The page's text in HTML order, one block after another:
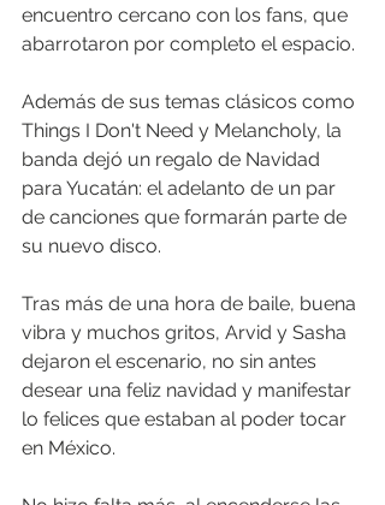
encuentro cercano con los fans, que
abarrotaron por completo el espacio.
Además de sus temas clásicos como
Things I Don't Need y Melancholy, la
banda dejó un regalo de Navidad
para Yucatán: el adelanto de un par
de canciones que formarán parte de
su nuevo disco.
Tras más de una hora de baile, buena
vibra y muchos gritos, Arvid y Sasha
dejaron el escenario, no sin antes
desear una feliz navidad y manifestar
lo felices que estaban al poder tocar
en México.